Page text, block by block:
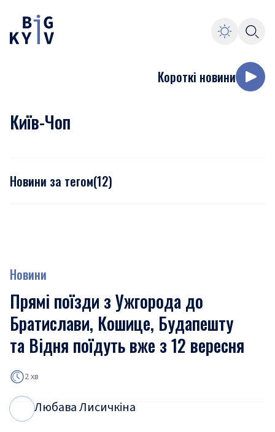
Короткі новини
Київ-Чоп
Новини за тегом(12)
Новини
Прямі поїзди з Ужгорода до
Братислави, Кошице, Будапешту
та Відня поїдуть вже з 12 вересня
2 хв
Любава Лисичкіна